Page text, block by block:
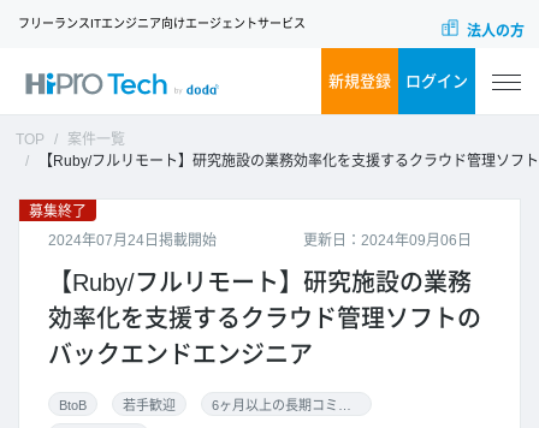
フリーランスITエンジニア向けエージェントサービス 法人の方
新規登録 ログイン
TOP
案件一覧
【Ruby/フルリモート】研究施設の業務効率化を支援するクラウド管理ソフトのバックエンドエンジニア
更新日：2024年09月06日
募集終了
2024年07月24日掲載開始
【Ruby/フルリモート】研究施設の業務
効率化を支援するクラウド管理ソフトの
バックエンドエンジニア
BtoB 若手歓迎